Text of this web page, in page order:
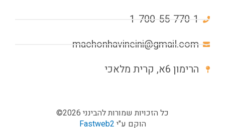
1-700-55-770-1
machonhavineini@gmail.com
הרימון 6א, קרית מלאכי
כל הזכויות שמורות להבינני 2026©
הוקם ע"י Fastweb2